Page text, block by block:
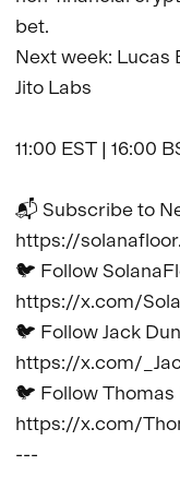
bet.
Next week: Lucas
Jito Labs
11:00 EST | 16:00
📬 Subscribe to
https://
🐦 Follow
https://x.com/
🐦 Follow Jack
https://x.com/
🐦 Follow
https://x.com/
---